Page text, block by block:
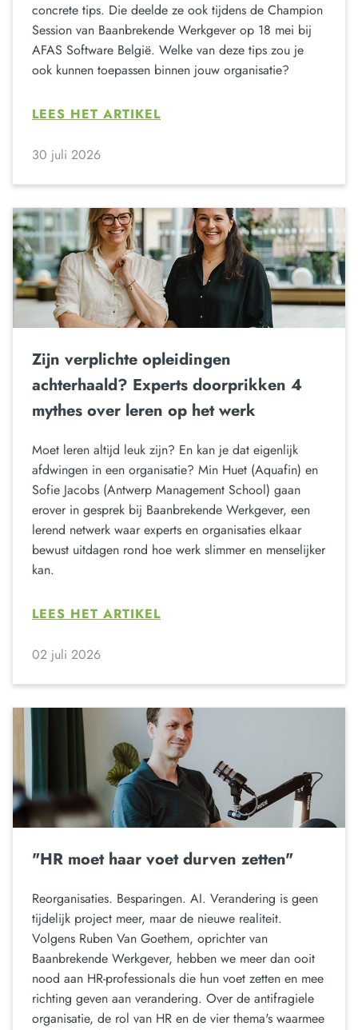
concrete tips. Die deelde ze ook tijdens de Champion
Session van Baanbrekende Werkgever op 18 mei bij
AFAS Software België. Welke van deze tips zou je
ook kunnen toepassen binnen jouw organisatie?
LEES HET ARTIKEL
30 juli 2026
Zijn verplichte opleidingen
achterhaald? Experts doorprikken 4
mythes over leren op het werk
Moet leren altijd leuk zijn? En kan je dat eigenlijk
afdwingen in een organisatie? Min Huet (Aquafin) en
Sofie Jacobs (Antwerp Management School) gaan
erover in gesprek bij Baanbrekende Werkgever, een
lerend netwerk waar experts en organisaties elkaar
bewust uitdagen rond hoe werk slimmer en menselijker
kan.
LEES HET ARTIKEL
02 juli 2026
"HR moet haar voet durven zetten"
Reorganisaties. Besparingen. AI. Verandering is geen
tijdelijk project meer, maar de nieuwe realiteit.
Volgens Ruben Van Goethem, oprichter van
Baanbrekende Werkgever, hebben we meer dan ooit
nood aan HR-professionals die hun voet zetten en mee
richting geven aan verandering. Over de antifragiele
organisatie, de rol van HR en de vier thema's waarmee